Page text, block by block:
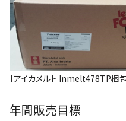
［アイカメルト Inmelt478TP梱
年間販売目標